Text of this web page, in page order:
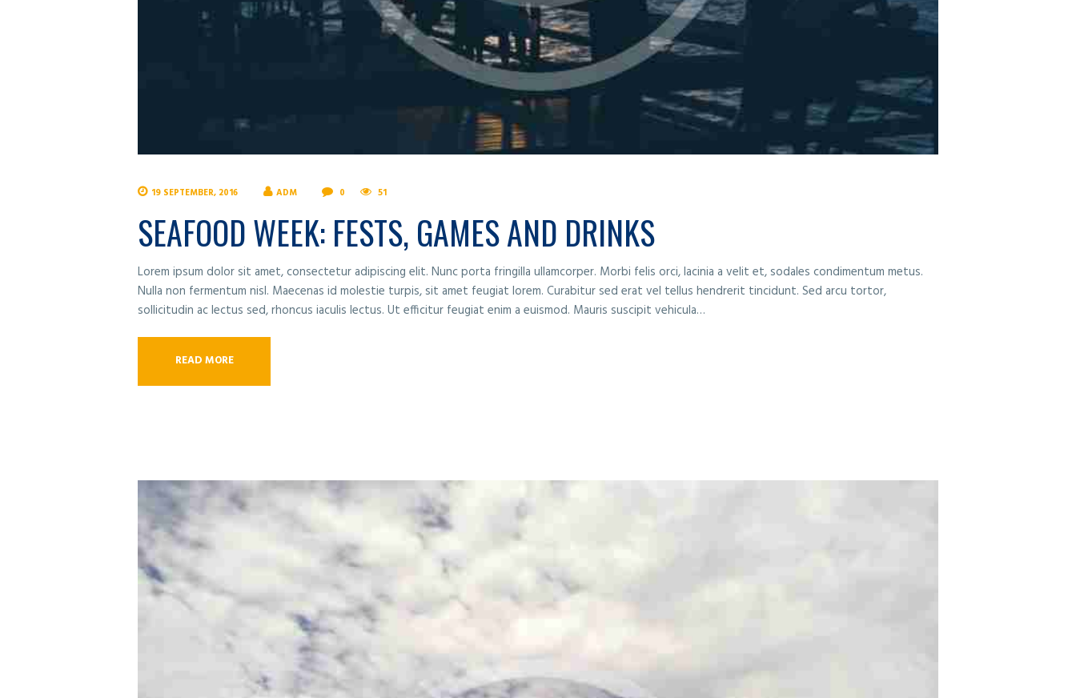
19 SEPTEMBER, 2016 ADM 0 51
SEAFOOD WEEK: FESTS, GAMES AND DRINKS
Lorem ipsum dolor sit amet, consectetur adipiscing elit. Nunc porta fringilla ullamcorper. Morbi felis orci, lacinia a velit et, sodales condimentum metus.
Nulla non fermentum nisl. Maecenas id molestie turpis, sit amet feugiat lorem. Curabitur sed erat vel tellus hendrerit tincidunt. Sed arcu tortor,
sollicitudin ac lectus sed, rhoncus iaculis lectus. Ut efficitur feugiat enim a euismod. Mauris suscipit vehicula…
READ MORE